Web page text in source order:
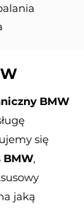
BMW
się
,
jaką